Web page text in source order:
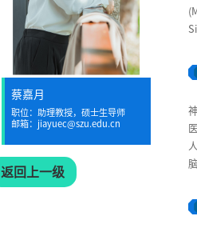
蔡嘉月
职位：助理教授，硕士生导师
邮箱：jiayuec@szu.edu.cn
返回上一级